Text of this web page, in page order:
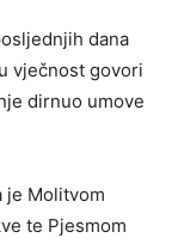
dana
vječnost govori
dirnuo umove
je Molitvom
te Pjesmom